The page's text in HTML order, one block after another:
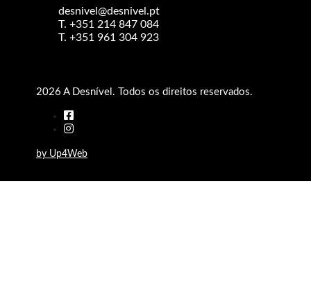
desnivel@desnivel.pt
T. +351 214 847 084
T. +351 961 304 923
2026 A Desnível. Todos os direitos reservados.
by Up4Web